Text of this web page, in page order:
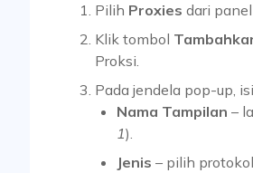
Pilih Proxies dari
Klik tombol
Proksi.
Pada jendela pop-up,
Nama Tampilan –
1).
Jenis – pilih